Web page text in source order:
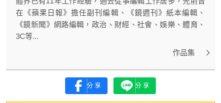
在《蘋果日報》擔任副刊編輯、《鏡週刊》紙本編輯、
《鏡新聞》網路編輯，政治、財經、社會、娛樂、體育、
3C等...
作品集
分享 分享